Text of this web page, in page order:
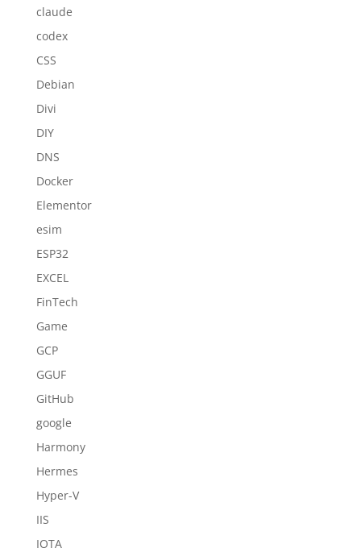
claude
codex
CSS
Debian
Divi
DIY
DNS
Docker
Elementor
esim
ESP32
EXCEL
FinTech
Game
GCP
GGUF
GitHub
google
Harmony
Hermes
Hyper-V
IIS
IOTA